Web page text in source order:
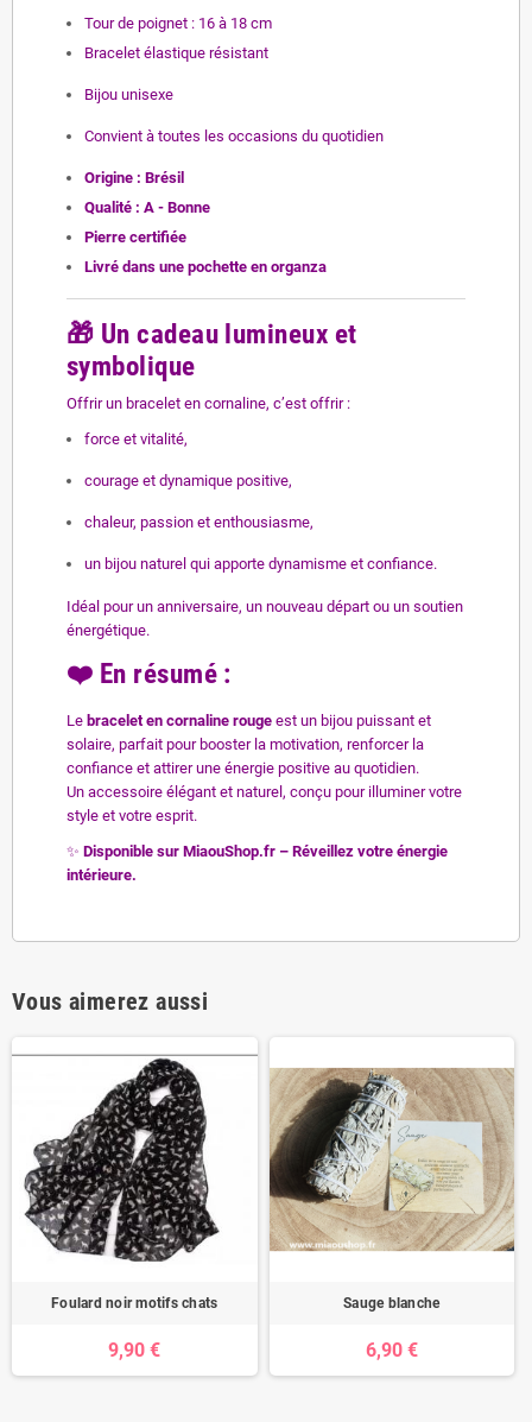
Tour de poignet : 16 à 18 cm
Bracelet élastique résistant
Bijou unisexe
Convient à toutes les occasions du quotidien
Origine : Brésil
Qualité : A - Bonne
Pierre certifiée
Livré dans une pochette en organza
🎁 Un cadeau lumineux et
symbolique
Offrir un bracelet en cornaline, c’est offrir :
force et vitalité,
courage et dynamique positive,
chaleur, passion et enthousiasme,
un bijou naturel qui apporte dynamisme et confiance.
Idéal pour un anniversaire, un nouveau départ ou un soutien
énergétique.
❤️ En résumé :
Le bracelet en cornaline rouge est un bijou puissant et
solaire, parfait pour booster la motivation, renforcer la
confiance et attirer une énergie positive au quotidien.
Un accessoire élégant et naturel, conçu pour illuminer votre
style et votre esprit.
✨ Disponible sur MiaouShop.fr – Réveillez votre énergie
intérieure.
Vous aimerez aussi
Foulard noir motifs chats
9,90 €
Sauge blanche
6,90 €